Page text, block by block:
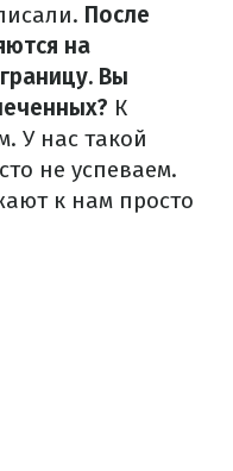
После
на
Вы
К
У нас такой
не успеваем.
к нам просто